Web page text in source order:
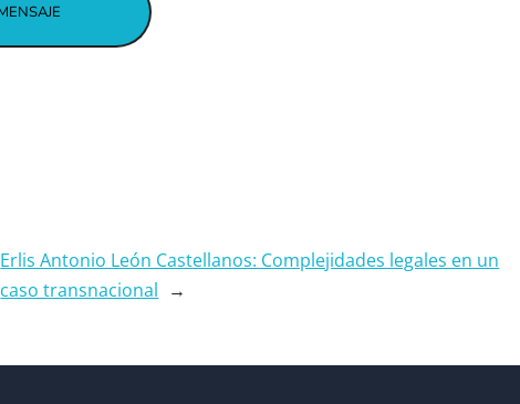
Erlis Antonio León Castellanos: Complejidades legales en un
caso transnacional →